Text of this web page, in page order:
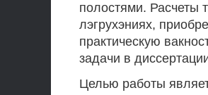
полостями. Расчеты
лэгрухэниях,
практическую
задачи в
Целью работы